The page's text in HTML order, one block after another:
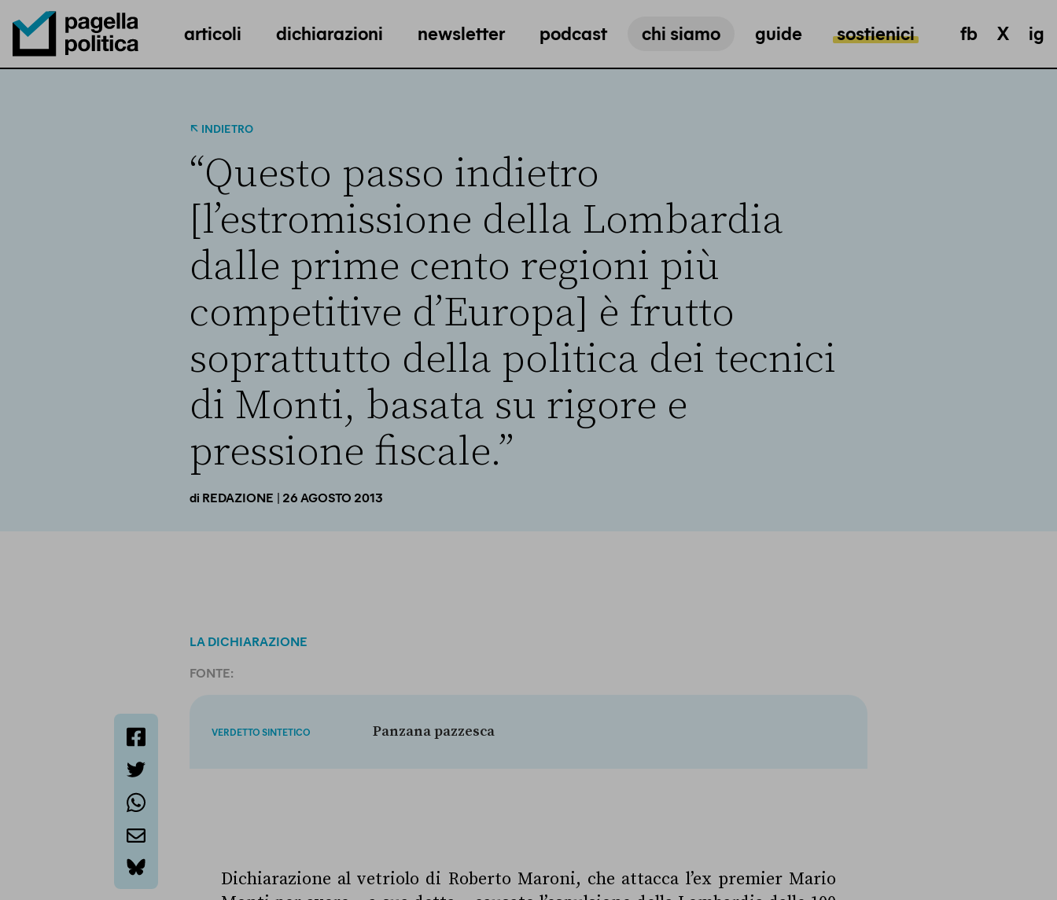
Pagella Politica Logo
articoli dichiarazioni newsletter podcast chi siamo guide sostienici fb X ig
INDIETRO
“Questo passo indietro
[l’estromissione della Lombardia
dalle prime cento regioni più
competitive d’Europa] è frutto
soprattutto della politica dei tecnici
di Monti, basata su rigore e
pressione fiscale.”
di REDAZIONE | 26 AGOSTO 2013
LA DICHIARAZIONE
FONTE:
bluesky
VERDETTO SINTETICO Panzana pazzesca
Dichiarazione al vetriolo di Roberto Maroni, che attacca l’ex premier Mario